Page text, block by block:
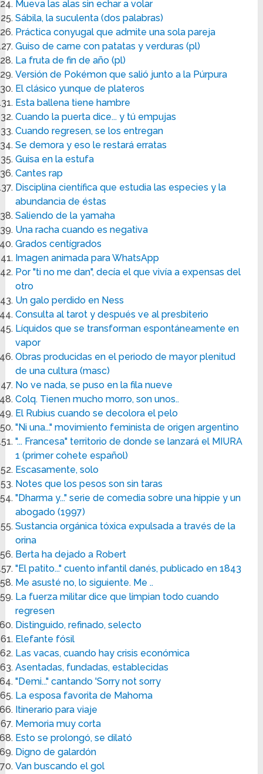
Mueva las alas sin echar a volar
Sábila, la suculenta (dos palabras)
Práctica conyugal que admite una sola pareja
Guiso de carne con patatas y verduras (pl)
La fruta de fin de año (pl)
Versión de Pokémon que salió junto a la Púrpura
El clásico yunque de plateros
Esta ballena tiene hambre
Cuando la puerta dice... y tú empujas
Cuando regresen, se los entregan
Se demora y eso le restará erratas
Guisa en la estufa
Cantes rap
Disciplina científica que estudia las especies y la
abundancia de éstas
Saliendo de la yamaha
Una racha cuando es negativa
Grados centígrados
Imagen animada para WhatsApp
Por "ti no me dan", decía el que vivía a expensas del
otro
Un galo perdido en Ness
Consulta al tarot y después ve al presbiterio
Líquidos que se transforman espontáneamente en
vapor
Obras producidas en el periodo de mayor plenitud
de una cultura (masc)
No ve nada, se puso en la fila nueve
Colq. Tienen mucho morro, son unos..
El Rubius cuando se decolora el pelo
"Ni una..." movimiento feminista de origen argentino
"... Francesa" territorio de donde se lanzará el MIURA
1 (primer cohete español)
Escasamente, solo
Notes que los pesos son sin taras
"Dharma y..." serie de comedia sobre una hippie y un
abogado (1997)
Sustancia orgánica tóxica expulsada a través de la
orina
Berta ha dejado a Robert
"El patito..." cuento infantil danés, publicado en 1843
Me asusté no, lo siguiente. Me ..
La fuerza militar dice que limpian todo cuando
regresen
Distinguido, refinado, selecto
Elefante fósil
Las vacas, cuando hay crisis económica
Asentadas, fundadas, establecidas
"Demi..." cantando 'Sorry not sorry
La esposa favorita de Mahoma
Itinerario para viaje
Memoria muy corta
Esto se prolongó, se dilató
Digno de galardón
Van buscando el gol